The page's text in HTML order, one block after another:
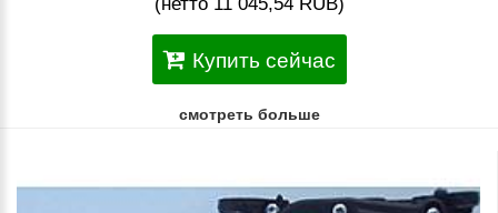
(нетто 11 045,54 RUB)
Купить сейчас
смотреть больше